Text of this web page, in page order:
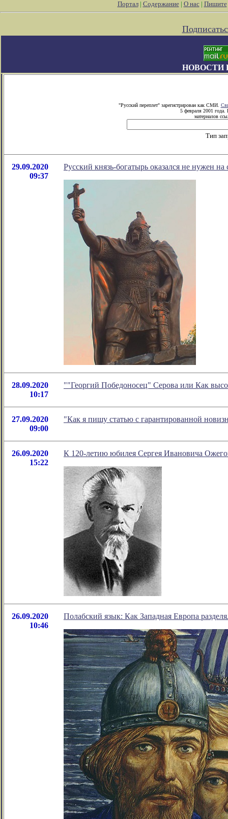
Портал| Содержание| О нас| Пишите
НОВОСТИ
"Русский переплет" зарегистрирован как СМИ.
5 февраля 2001 года.
материалов
Тип
29.09.2020
09:37
Русский князь-богатырь оказался не нужен на
28.09.2020
10:17
""Георгий Победоносец" Серова или Как
27.09.2020
09:00
"Как я пишу статью с гарантированной
26.09.2020
15:22
К 120-летию юбилея Сергея Ивановича
26.09.2020
10:46
Полабский язык: Как Западная Европа